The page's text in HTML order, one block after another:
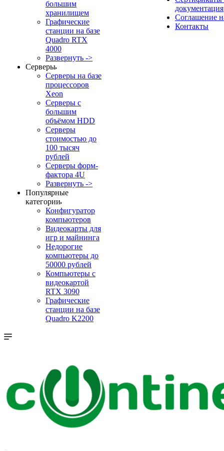
большим
хранилищем
Графические
станции на базе
Quadro RTX
4000
Развернуть ->
Серверы
Серверы на базе
процессоров
Xeon
Серверы с
большим
объёмом HDD
Серверы
стоимостью до
100 тысяч
рублей
Серверы форм-
фактора 4U
Развернуть ->
Популярные
категории
Конфигуратор
компьютеров
Видеокарты для
игр и майнинга
Недорогие
компьютеры до
50000 рублей
Компьютеры с
видеокартой
RTX 3090
Графические
станции на базе
Quadro K2200
документация
Соглашение
Контакты